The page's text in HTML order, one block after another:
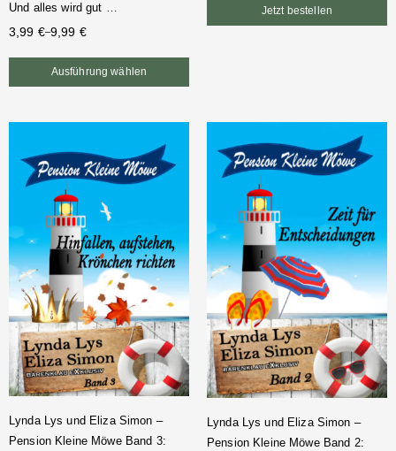
Und alles wird gut …
3,99 €–9,99 €
Ausführung wählen
Jetzt bestellen
Lynda Lys und Eliza Simon –
Pension Kleine Möwe Band 3:
Lynda Lys und Eliza Simon –
Pension Kleine Möwe Band 2: